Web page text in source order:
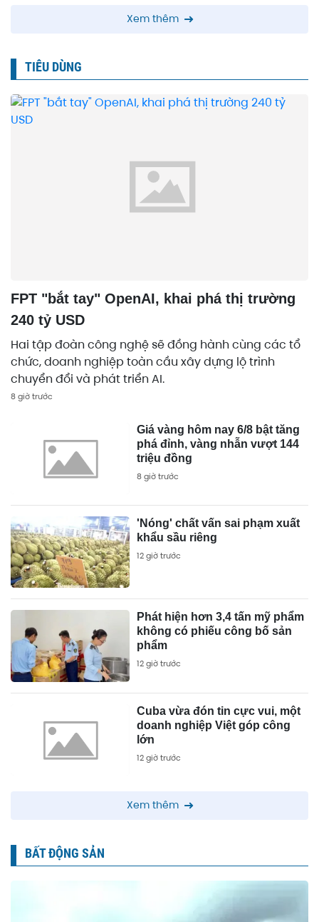
Xem thêm
TIÊU DÙNG
FPT "bắt tay" OpenAI, khai phá thị trường
240 tỷ USD
Hai tập đoàn công nghệ sẽ đồng hành cùng các tổ
chức, doanh nghiệp toàn cầu xây dựng lộ trình
chuyển đổi và phát triển AI.
8 giờ trước
Giá vàng hôm nay 6/8 bật tăng
phá đỉnh, vàng nhẫn vượt 144
triệu đồng
8 giờ trước
'Nóng' chất vấn sai phạm xuất
khẩu sầu riêng
12 giờ trước
Phát hiện hơn 3,4 tấn mỹ phẩm
không có phiếu công bố sản
phẩm
12 giờ trước
Cuba vừa đón tin cực vui, một
doanh nghiệp Việt góp công
lớn
12 giờ trước
Xem thêm
BẤT ĐỘNG SẢN